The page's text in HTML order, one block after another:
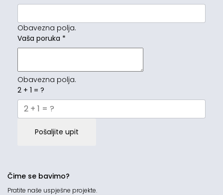
Obavezna polja.
Vaša poruka *
Obavezna polja.
2 + 1 = ?
Pošaljite upit
Čime se bavimo?
Pratite naše uspješne projekte.